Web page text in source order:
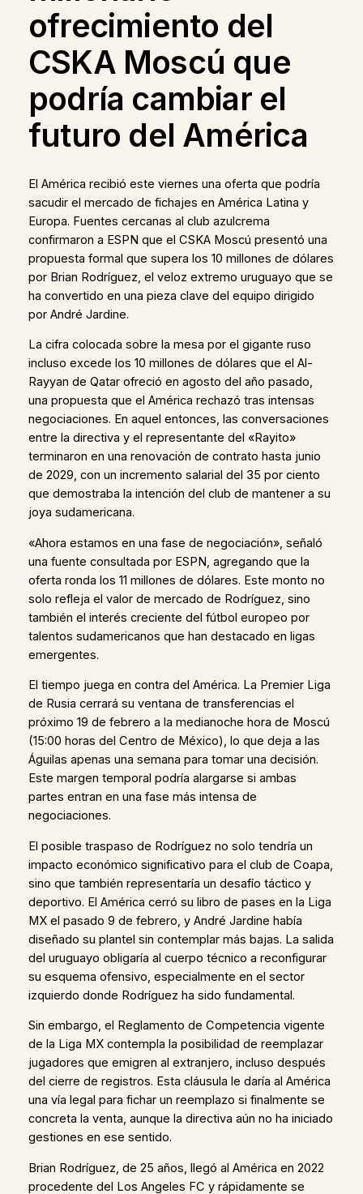
ofrecimiento del
CSKA Moscú que
podría cambiar el
futuro del América
El América recibió este viernes una oferta que podría
sacudir el mercado de fichajes en América Latina y
Europa. Fuentes cercanas al club azulcrema
confirmaron a ESPN que el CSKA Moscú presentó una
propuesta formal que supera los 10 millones de dólares
por Brian Rodríguez, el veloz extremo uruguayo que se
ha convertido en una pieza clave del equipo dirigido
por André Jardine.
La cifra colocada sobre la mesa por el gigante ruso
incluso excede los 10 millones de dólares que el Al-
Rayyan de Qatar ofreció en agosto del año pasado,
una propuesta que el América rechazó tras intensas
negociaciones. En aquel entonces, las conversaciones
entre la directiva y el representante del «Rayito»
terminaron en una renovación de contrato hasta junio
de 2029, con un incremento salarial del 35 por ciento
que demostraba la intención del club de mantener a su
joya sudamericana.
«Ahora estamos en una fase de negociación», señaló
una fuente consultada por ESPN, agregando que la
oferta ronda los 11 millones de dólares. Este monto no
solo refleja el valor de mercado de Rodríguez, sino
también el interés creciente del fútbol europeo por
talentos sudamericanos que han destacado en ligas
emergentes.
El tiempo juega en contra del América. La Premier Liga
de Rusia cerrará su ventana de transferencias el
próximo 19 de febrero a la medianoche hora de Moscú
(15:00 horas del Centro de México), lo que deja a las
Águilas apenas una semana para tomar una decisión.
Este margen temporal podría alargarse si ambas
partes entran en una fase más intensa de
negociaciones.
El posible traspaso de Rodríguez no solo tendría un
impacto económico significativo para el club de Coapa,
sino que también representaría un desafío táctico y
deportivo. El América cerró su libro de pases en la Liga
MX el pasado 9 de febrero, y André Jardine había
diseñado su plantel sin contemplar más bajas. La salida
del uruguayo obligaría al cuerpo técnico a reconfigurar
su esquema ofensivo, especialmente en el sector
izquierdo donde Rodríguez ha sido fundamental.
Sin embargo, el Reglamento de Competencia vigente
de la Liga MX contempla la posibilidad de reemplazar
jugadores que emigren al extranjero, incluso después
del cierre de registros. Esta cláusula le daría al América
una vía legal para fichar un reemplazo si finalmente se
concreta la venta, aunque la directiva aún no ha iniciado
gestiones en ese sentido.
Brian Rodríguez, de 25 años, llegó al América en 2022
procedente del Los Angeles FC y rápidamente se